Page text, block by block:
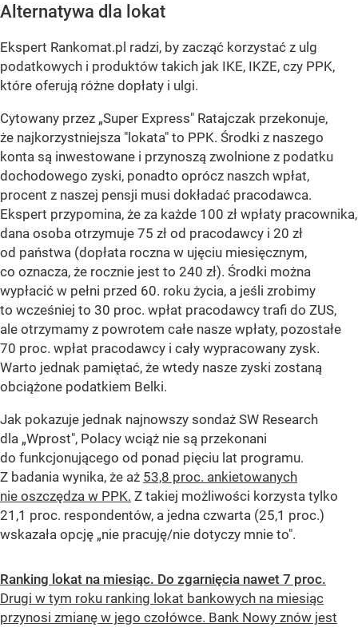
Alternatywa dla lokat
Ekspert Rankomat.pl radzi, by zacząć korzystać z ulg
podatkowych i produktów takich jak IKE, IKZE, czy PPK,
które oferują różne dopłaty i ulgi.
Cytowany przez „Super Express" Ratajczak przekonuje,
że najkorzystniejsza "lokata" to PPK. Środki z naszego
konta są inwestowane i przynoszą zwolnione z podatku
dochodowego zyski, ponadto oprócz naszch wpłat,
procent z naszej pensji musi dokładać pracodawca.
Ekspert przypomina, że za każde 100 zł wpłaty pracownika,
dana osoba otrzymuje 75 zł od pracodawcy i 20 zł
od państwa (dopłata roczna w ujęciu miesięcznym,
co oznacza, że rocznie jest to 240 zł). Środki można
wypłacić w pełni przed 60. roku życia, a jeśli zrobimy
to wcześniej to 30 proc. wpłat pracodawcy trafi do ZUS,
ale otrzymamy z powrotem całe nasze wpłaty, pozostałe
70 proc. wpłat pracodawcy i cały wypracowany zysk.
Warto jednak pamiętać, że wtedy nasze zyski zostaną
obciążone podatkiem Belki.
Jak pokazuje jednak najnowszy sondaż SW Research
dla „Wprost", Polacy wciąż nie są przekonani
do funkcjonującego od ponad pięciu lat programu.
Z badania wynika, że aż 53,8 proc. ankietowanych
nie oszczędza w PPK. Z takiej możliwości korzysta tylko
21,1 proc. respondentów, a jedna czwarta (25,1 proc.)
wskazała opcję „nie pracuję/nie dotyczy mnie to".
Ranking lokat na miesiąc. Do zgarnięcia nawet 7 proc.
Drugi w tym roku ranking lokat bankowych na miesiąc
przynosi zmianę w jego czołówce. Bank Nowy znów jest